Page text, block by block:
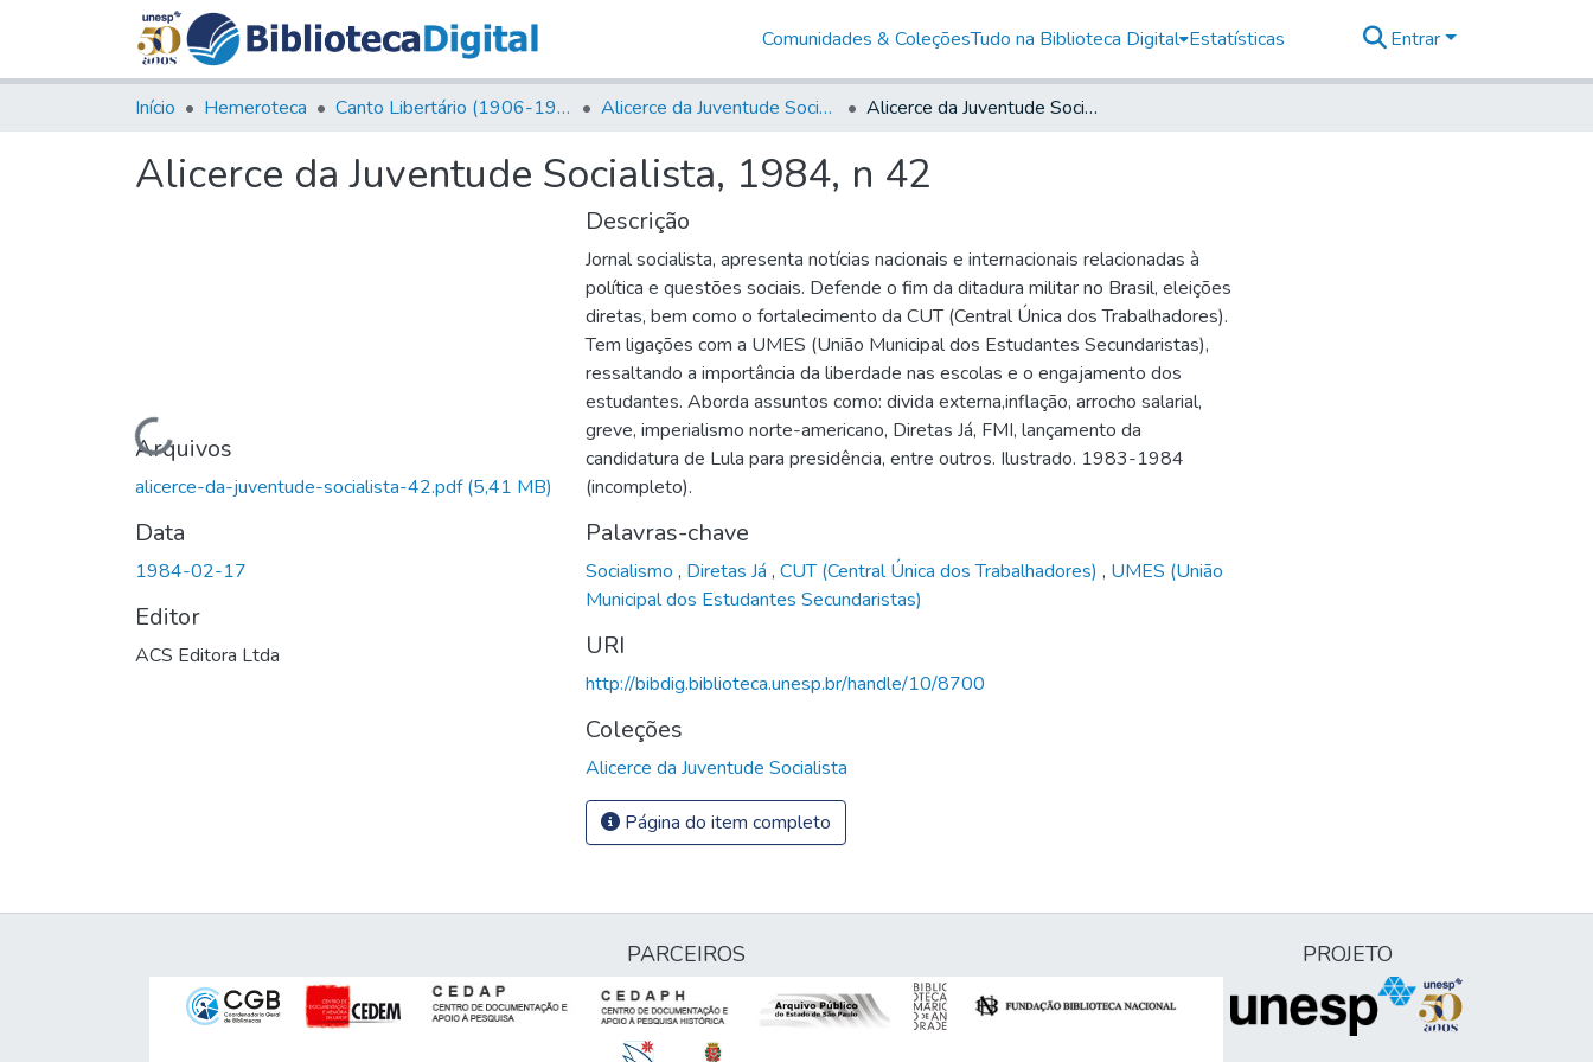
Comunidades & ColeçõesTudo na Biblioteca Digital Estatísticas Entrar
Início Hemeroteca Canto Libertário (1906-1995) Alicerce da Juventude Socialista Alicerce da Juventude Socialista, 1984, n 42
Alicerce da Juventude Socialista, 1984, n 42
Carregando...
Arquivos
alicerce-da-juventude-socialista-42.pdf(5,41 MB)
Data
1984-02-17
Editor
ACS Editora Ltda
Descrição
Jornal socialista, apresenta notícias nacionais e internacionais relacionadas à
política e questões sociais. Defende o fim da ditadura militar no Brasil, eleições
diretas, bem como o fortalecimento da CUT (Central Única dos Trabalhadores).
Tem ligações com a UMES (União Municipal dos Estudantes Secundaristas),
ressaltando a importância da liberdade nas escolas e o engajamento dos
estudantes. Aborda assuntos como: divida externa,inflação, arrocho salarial,
greve, imperialismo norte-americano, Diretas Já, FMI, lançamento da
candidatura de Lula para presidência, entre outros. Ilustrado. 1983-1984
(incompleto).
Palavras-chave
Socialismo , Diretas Já , CUT (Central Única dos Trabalhadores) , UMES (União
Municipal dos Estudantes Secundaristas)
URI
http://bibdig.biblioteca.unesp.br/handle/10/8700
Coleções
Alicerce da Juventude Socialista
Página do item completo
PARCEIROS PROJETO